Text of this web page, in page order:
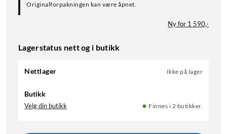
Originalforpakningen kan være åpnet.
Ny for 1 590,-
Lagerstatus nett og i butikk
Nettlager Ikke på lager
Butikk
Velg din butikk Finnes i 2 butikker.